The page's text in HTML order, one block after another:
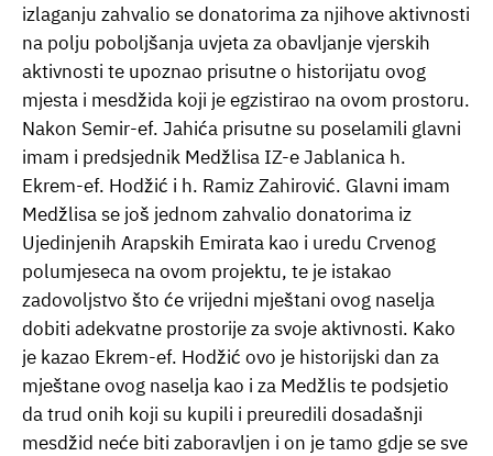
izlaganju zahvalio se donatorima za njihove aktivnosti
na polju poboljšanja uvjeta za obavljanje vjerskih
aktivnosti te upoznao prisutne o historijatu ovog
mjesta i mesdžida koji je egzistirao na ovom prostoru.
Nakon Semir-ef. Jahića prisutne su poselamili glavni
imam i predsjednik Medžlisa IZ-e Jablanica h.
Ekrem-ef. Hodžić i h. Ramiz Zahirović. Glavni imam
Medžlisa se još jednom zahvalio donatorima iz
Ujedinjenih Arapskih Emirata kao i uredu Crvenog
polumjeseca na ovom projektu, te je istakao
zadovoljstvo što će vrijedni mještani ovog naselja
dobiti adekvatne prostorije za svoje aktivnosti. Kako
je kazao Ekrem-ef. Hodžić ovo je historijski dan za
mještane ovog naselja kao i za Medžlis te podsjetio
da trud onih koji su kupili i preuredili dosadašnji
mesdžid neće biti zaboravljen i on je tamo gdje se sve